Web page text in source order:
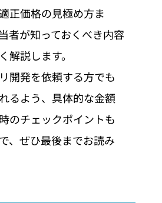
正価格の見極め方ま
者が知っておくべき内容
解説します。
開発を依頼する方でも
るよう、具体的な金額
のチェックポイントも
、ぜひ最後までお読み